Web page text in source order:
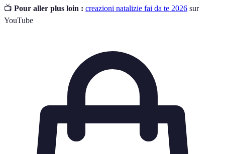
📺 Pour aller plus loin : creazioni natalizie fai da te 2026 sur
YouTube